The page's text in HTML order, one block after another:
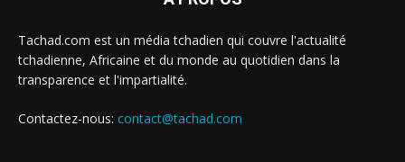
Tachad.com est un média tchadien qui couvre l'actualité
tchadienne, Africaine et du monde au quotidien dans la
transparence et l'impartialité.
Contactez-nous: contact@tachad.com